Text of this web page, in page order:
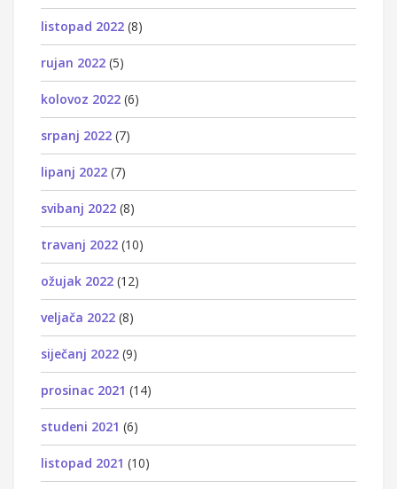
listopad 2022 (8)
rujan 2022 (5)
kolovoz 2022 (6)
srpanj 2022 (7)
lipanj 2022 (7)
svibanj 2022 (8)
travanj 2022 (10)
ožujak 2022 (12)
veljača 2022 (8)
siječanj 2022 (9)
prosinac 2021 (14)
studeni 2021 (6)
listopad 2021 (10)